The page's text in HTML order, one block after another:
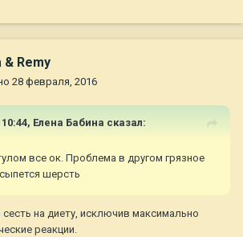
& Remy
28 февраля, 2016
Елена Бабина сказал:
все ок. Проблема в другом грязное
шерсть
на диету, исключив максимально
реакции.